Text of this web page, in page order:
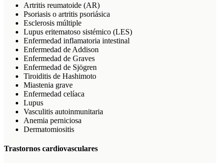
Artritis reumatoide (AR)
Psoriasis o artritis psoriásica
Esclerosis múltiple
Lupus eritematoso sistémico (LES)
Enfermedad inflamatoria intestinal
Enfermedad de Addison
Enfermedad de Graves
Enfermedad de Sjögren
Tiroiditis de Hashimoto
Miastenia grave
Enfermedad celíaca
Lupus
Vasculitis autoinmunitaria
Anemia perniciosa
Dermatomiositis
Trastornos cardiovasculares